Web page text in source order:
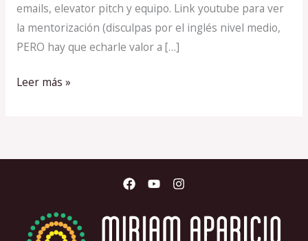
emails, elevator pitch y equipo. Link youtube para ver
la mentorización (disculpas por el inglés nivel medio,
PERO hay que echarle valor a […]
Leer más »